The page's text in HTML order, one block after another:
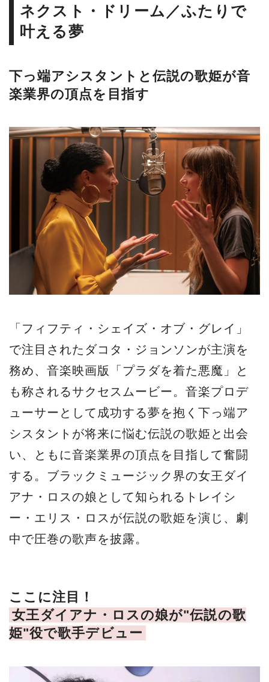
ネクスト・ドリーム／ふたりで
叶える夢
下っ端アシスタントと伝説の歌姫が音
楽業界の頂点を目指す
「フィフティ・シェイズ・オブ・グレイ」
で注目されたダコタ・ジョンソンが主演を
務め、音楽映画版「プラダを着た悪魔」と
も称されるサクセスムービー。音楽プロデ
ューサーとして成功する夢を抱く下っ端ア
シスタントが将来に悩む伝説の歌姫と出会
い、ともに音楽業界の頂点を目指して奮闘
する。ブラックミュージック界の女王ダイ
アナ・ロスの娘として知られるトレイシ
ー・エリス・ロスが伝説の歌姫を演じ、劇
中で圧巻の歌声を披露。
ここに注目！
女王ダイアナ・ロスの娘が"伝説の歌
姫"役で歌手デビュー